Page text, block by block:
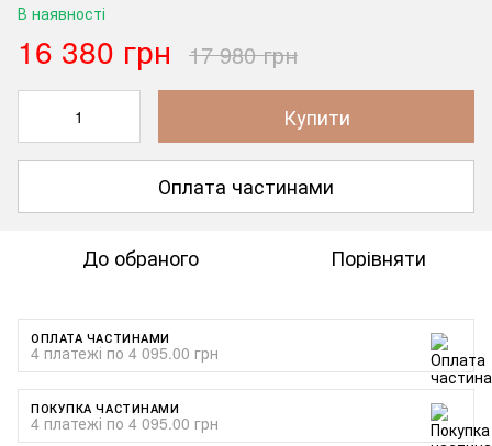
В наявності
16 380 грн 17 980 грн
Купити
Оплата частинами
До обраного Порівняти
ОПЛАТА ЧАСТИНАМИ
4 платежі по 4 095.00 грн
ПОКУПКА ЧАСТИНАМИ
4 платежі по 4 095.00 грн